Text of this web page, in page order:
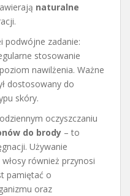
naturalne
podwójne zadanie:
stosowanie
nawilżenia. Ważne
dostosowany do
skóry.
oczyszczaniu
do brody – to
Używanie
włosy również przynosi
pamiętać o
oraz